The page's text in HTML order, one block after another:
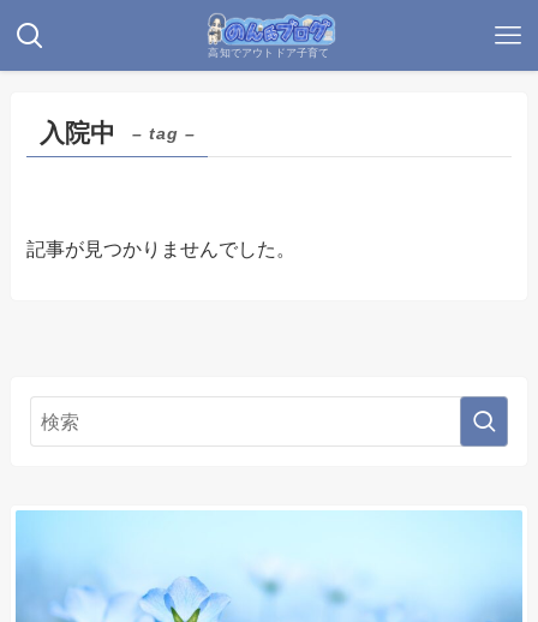
高知でアウトドア子育て
入院中 – tag –
記事が見つかりませんでした。